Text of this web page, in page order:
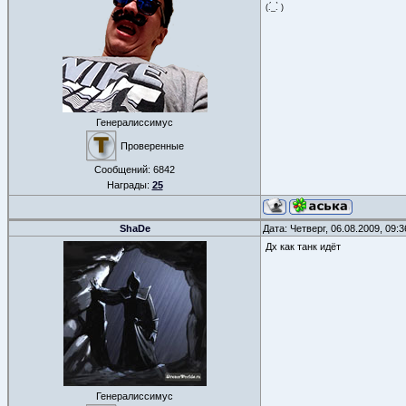
Генералиссимус
Проверенные
Сообщений: 6842
Награды: 25
(.́_.̀ )
ShaDe Дата: Четверг, 06.08.2009,
Генералиссимус
Дх как танк идёт